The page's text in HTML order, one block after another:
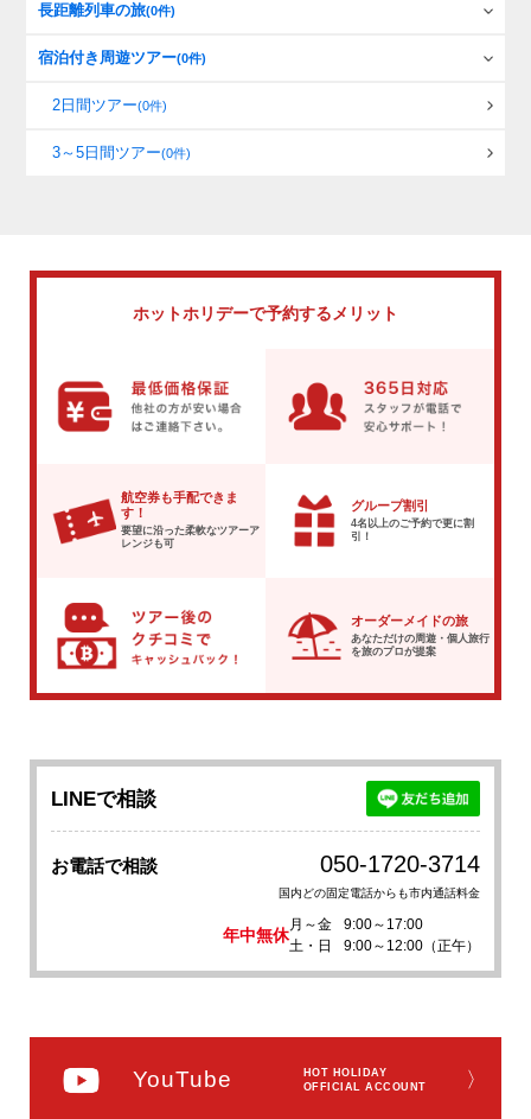
長距離列車の旅(0件)
宿泊付き周遊ツアー(0件)
2日間ツアー(0件)
3～5日間ツアー(0件)
ホットホリデーで予約するメリット
航空券も手配できま
す！
要望に沿った柔軟なツアーア
レンジも可
グループ割引
4名以上のご予約で更に割
引！
オーダーメイドの旅
あなただけの周遊・個人旅行
を旅のプロが提案
LINEで相談
お電話で相談 050-1720-3714
国内どの固定電話からも市内通話料金
年中無休
月～金
9:00～17:00
土・日
9:00～12:00（正午）
YouTube
HOT HOLIDAY
OFFICIAL ACCOUNT
〉